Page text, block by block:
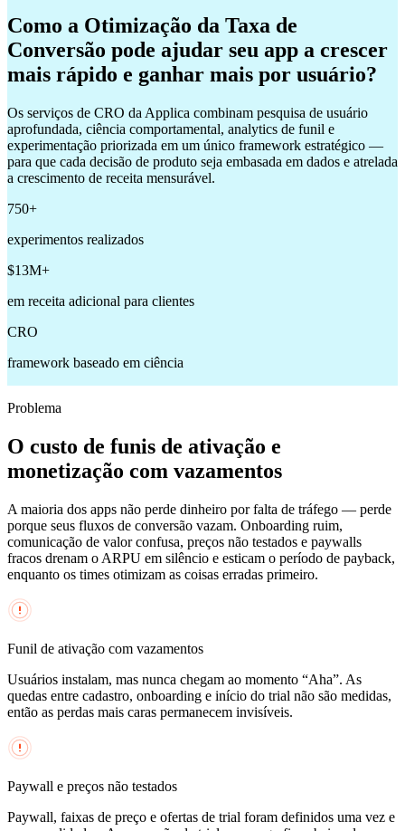
Como a Otimização da Taxa de
Conversão pode ajudar seu app a crescer
mais rápido e ganhar mais por usuário?
Os serviços de CRO da Applica combinam pesquisa de usuário
aprofundada, ciência comportamental, analytics de funil e
experimentação priorizada em um único framework estratégico —
para que cada decisão de produto seja embasada em dados e atrelada
a crescimento de receita mensurável.
750+
experimentos realizados
$13M+
em receita adicional para clientes
CRO
framework baseado em ciência
Problema
O custo de funis de ativação e
monetização com vazamentos
A maioria dos apps não perde dinheiro por falta de tráfego — perde
porque seus fluxos de conversão vazam. Onboarding ruim,
comunicação de valor confusa, preços não testados e paywalls
fracos drenam o ARPU em silêncio e esticam o período de payback,
enquanto os times otimizam as coisas erradas primeiro.
Funil de ativação com vazamentos
Usuários instalam, mas nunca chegam ao momento “Aha”. As
quedas entre cadastro, onboarding e início do trial não são medidas,
então as perdas mais caras permanecem invisíveis.
Paywall e preços não testados
Paywall, faixas de preço e ofertas de trial foram definidos uma vez e